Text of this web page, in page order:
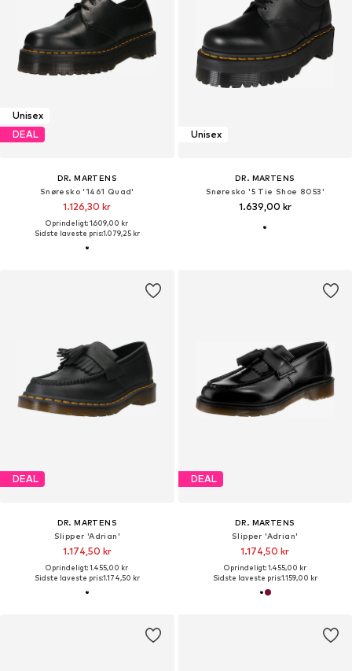
Unisex
DEAL
DR. MARTENS
Snøresko '1461 Quad'
1.126,30 kr
Oprindeligt: 1.609,00 kr
Sidste laveste pris:1.079,25 kr
Unisex
DR. MARTENS
Snøresko '5 Tie Shoe 8053'
1.639,00 kr
DEAL
DR. MARTENS
Slipper 'Adrian'
1.174,50 kr
Oprindeligt: 1.455,00 kr
Sidste laveste pris:1.174,50 kr
DEAL
DR. MARTENS
Slipper 'Adrian'
1.174,50 kr
Oprindeligt: 1.455,00 kr
Sidste laveste pris:1.159,00 kr